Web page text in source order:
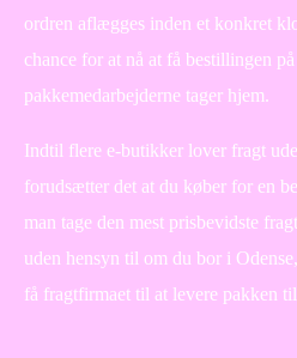
ordren aflægges inden et konkret
chance for at nå at få bestillingen
pakkemedarbejderne tager hjem.
Indtil flere e-butikker lover fragt
forudsætter det at du køber for en
man tage den mest prisbevidste
uden hensyn til om du bor i
få fragtfirmaet til at levere pakken